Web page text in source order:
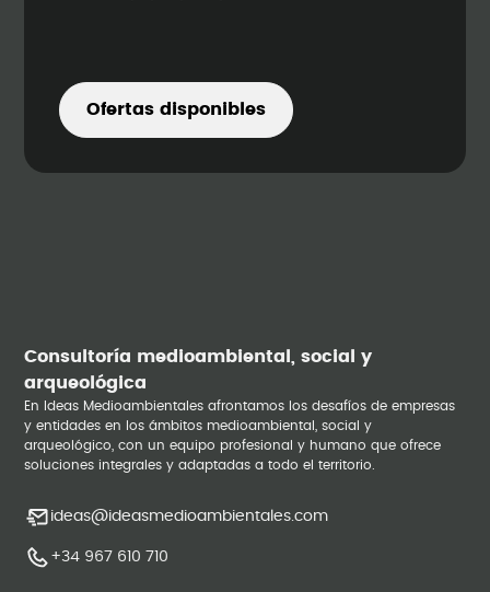
Ofertas disponibles
Consultoría medioambiental, social y
arqueológica
En Ideas Medioambientales afrontamos los desafíos de empresas
y entidades en los ámbitos medioambiental, social y
arqueológico, con un equipo profesional y humano que ofrece
soluciones integrales y adaptadas a todo el territorio.
ideas@ideasmedioambientales.com
+34 967 610 710